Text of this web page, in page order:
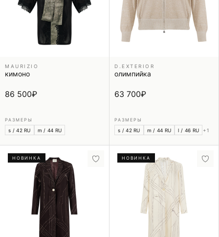
MAURIZIO
кимоно
86 500₽
РАЗМЕРЫ
s / 42 RU m / 44 RU
D.EXTERIOR
олимпийка
63 700₽
РАЗМЕРЫ
s / 42 RU m / 44 RU l / 46 RU +1
НОВИНКА НОВИНКА